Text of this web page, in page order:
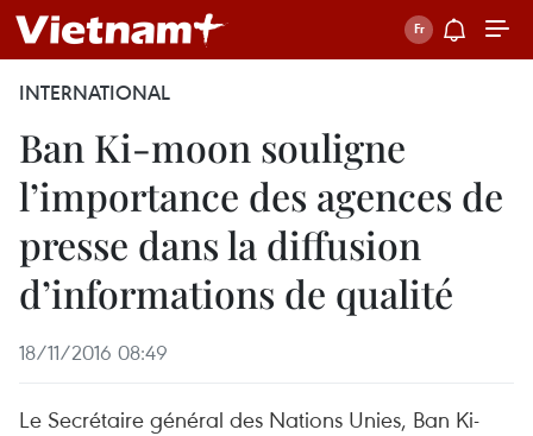
INTERNATIONAL
Ban Ki-moon souligne
l’importance des agences de
presse dans la diffusion
d’informations de qualité
18/11/2016 08:49
Le Secrétaire général des Nations Unies, Ban Ki-